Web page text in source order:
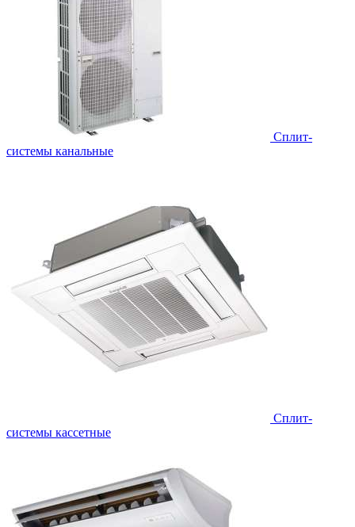
Сплит-
системы канальные
Сплит-
системы кассетные